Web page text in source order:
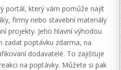
portál, který vám pomůže najít
firmy nebo stavební materiály
projekty. Jeho hlavní výhodou
zadat poptávku zdarma, na
dodavatelé. To zajišťuje
na poptávky. Můžete si pak